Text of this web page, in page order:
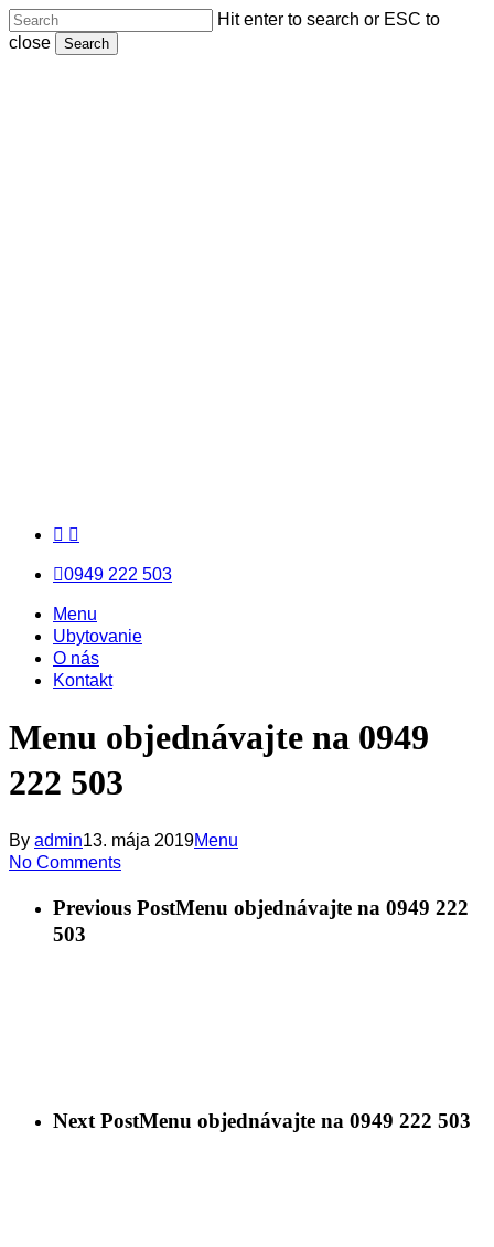
Skip
to
Hit enter to search or ESC to
close
Search
facebook
messenger
email
0949 222 503
Menu
Menu
Menu
Ubytovanie
O nás
Kontakt
Menu objednávajte na 0949
222 503
By admin13. mája 2019Menu
No Comments
Previous PostMenu objednávajte na 0949 222
503
Next PostMenu objednávajte na 0949 222 503